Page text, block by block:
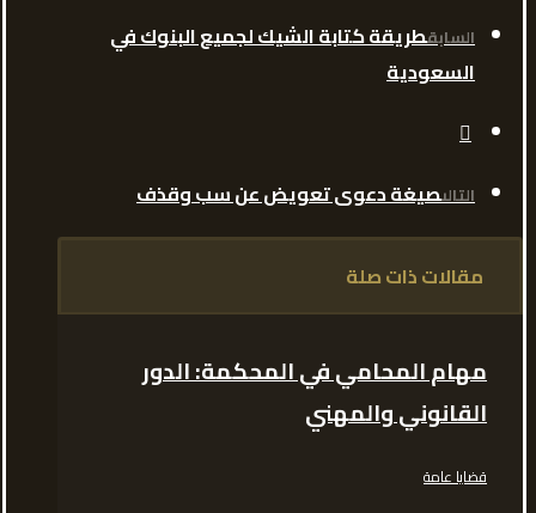
السابقطريقة كتابة الشيك لجميع البنوك في
السعودية
التالىصيغة دعوى تعويض عن سب وقذف
مقالات ذات صلة
مهام المحامي في المحكمة: الدور
القانوني والمهني
قضايا عامة